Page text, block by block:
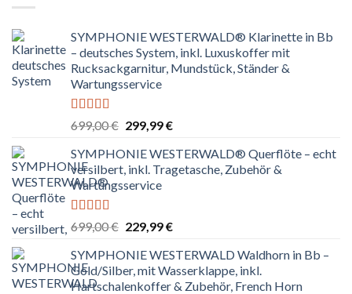
SYMPHONIE WESTERWALD® Klarinette in Bb
– deutsches System, inkl. Luxuskoffer mit
Rucksackgarnitur, Mundstück, Ständer &
Wartungsservice
Bewertet
4.80
von 5
699,00€ Ursprünglicher
war:
699,00 €
299,99€Aktueller
ist:
299,99 €.
SYMPHONIE WESTERWALD® Querflöte – echt
versilbert, inkl. Tragetasche, Zubehör &
Wartungsservice
Bewertet
4.83
von 5
699,00€ Ursprünglicher
war:
699,00 €
229,99€Aktueller
ist:
229,99 €.
SYMPHONIE WESTERWALD Waldhorn in Bb –
Gold/Silber, mit Wasserklappe, inkl.
Hartschalenkoffer & Zubehör, French Horn